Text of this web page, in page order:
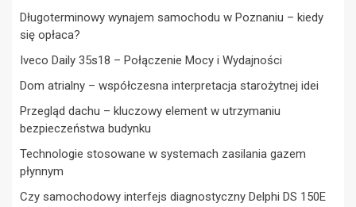
Długoterminowy wynajem samochodu w Poznaniu – kiedy
się opłaca?
Iveco Daily 35s18 – Połączenie Mocy i Wydajności
Dom atrialny – współczesna interpretacja starożytnej idei
Przegląd dachu – kluczowy element w utrzymaniu
bezpieczeństwa budynku
Technologie stosowane w systemach zasilania gazem
płynnym
Czy samochodowy interfejs diagnostyczny Delphi DS 150E